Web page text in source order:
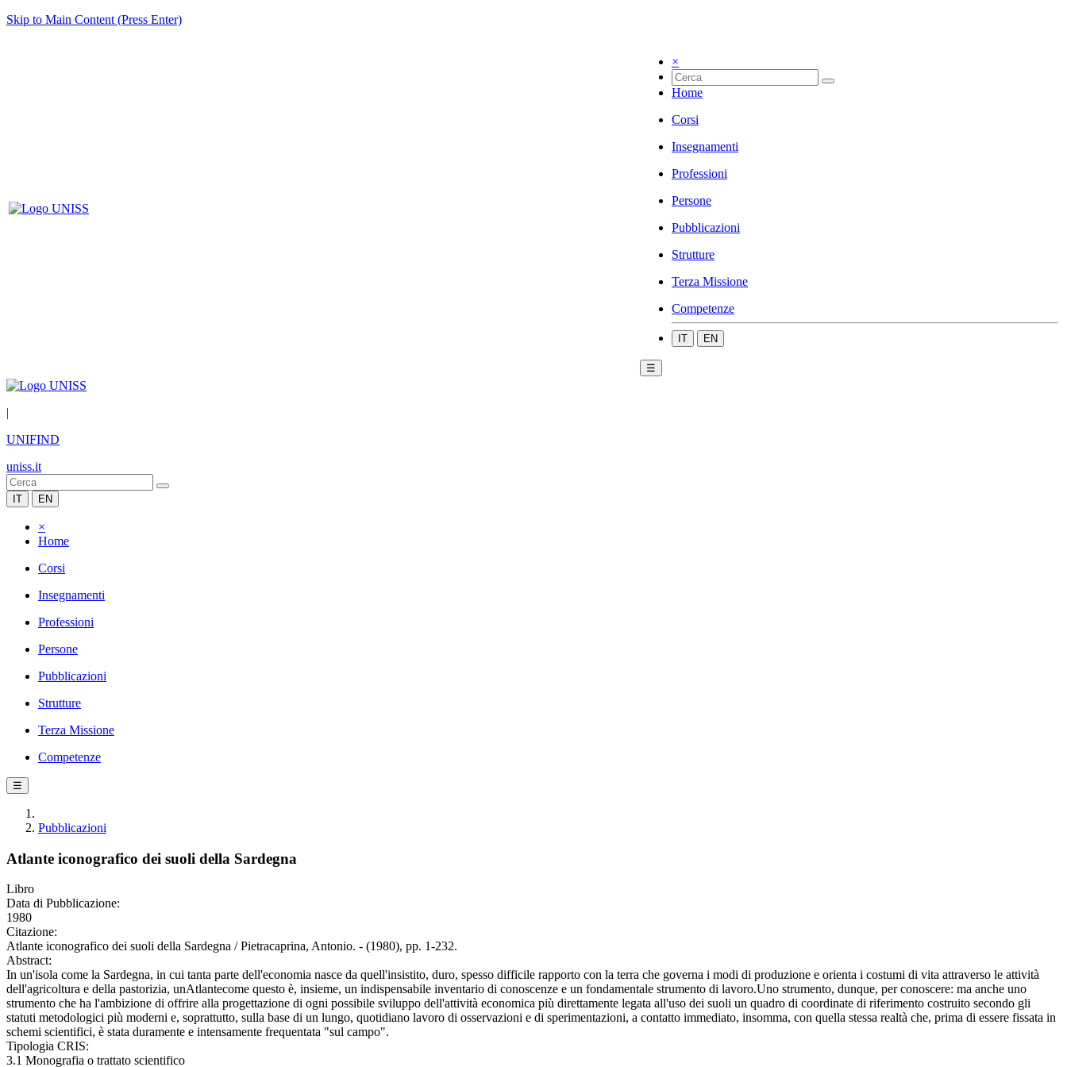
Skip to Main Content (Press Enter)
×
Home
Corsi
Insegnamenti
Professioni
Persone
Pubblicazioni
Strutture
Terza Missione
Competenze
IT EN
☰
|
UNIFIND
uniss.it
IT EN
×
Home
Corsi
Insegnamenti
Professioni
Persone
Pubblicazioni
Strutture
Terza Missione
Competenze
☰
Pubblicazioni
Atlante iconografico dei suoli della Sardegna
Libro
Data di Pubblicazione:
1980
Citazione:
Atlante iconografico dei suoli della Sardegna / Pietracaprina, Antonio. - (1980), pp. 1-232.
Abstract:
In un'isola come la Sardegna, in cui tanta parte dell'economia nasce da quell'insistito, duro, spesso difficile rapporto con la terra che governa i modi di produzione e orienta i costumi di vita attraverso le attività
dell'agricoltura e della pastorizia, unAtlantecome questo è, insieme, un indispensabile inventario di conoscenze e un fondamentale strumento di lavoro.Uno strumento, dunque, per conoscere: ma anche uno
strumento che ha l'ambizione di offrire alla progettazione di ogni possibile sviluppo dell'attività economica più direttamente legata all'uso dei suoli un quadro di coordinate di riferimento costruito secondo gli
statuti metodologici più moderni e, soprattutto, sulla base di un lungo, quotidiano lavoro di osservazioni e di sperimentazioni, a contatto immediato, insomma, con quella stessa realtà che, prima di essere fissata in
schemi scientifici, è stata duramente e intensamente frequentata "sul campo".
Tipologia CRIS:
3.1 Monografia o trattato scientifico